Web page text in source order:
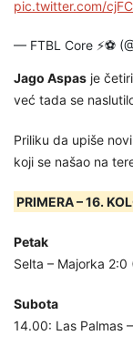
pic.twitter.com/
— FTBL Core ⚡️⚽️
Jago Aspas je
već tada se
Priliku da upiše
koji se našao na
PRIMERA – 16.
Petak
Selta – Majorka 2:0
Subota
14.00: Las Palmas